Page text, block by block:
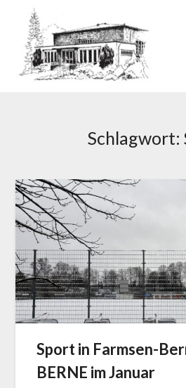
Schlagwort:
Sport in Farmsen-
BERNE im Januar